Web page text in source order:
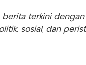
berita terkini
sosial, dan